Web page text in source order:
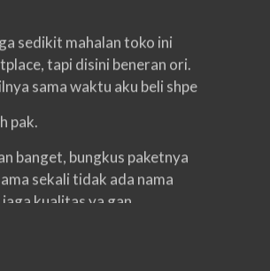
tapi disini beneran ori.
sama waktu aku beli shpe
sekali tidak ada nama
kualitas ya gan.